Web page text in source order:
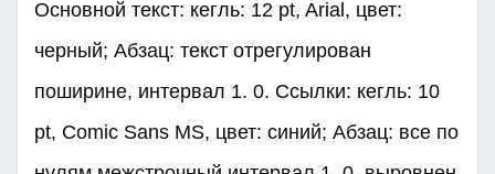
Основной текст: кегль: 12 pt, Arial, цвет:
черный; Абзац: текст отрегулирован
поширине, интервал 1. 0. Ссылки: кегль: 10
pt, Comic Sans MS, цвет: синий; Абзац: все по